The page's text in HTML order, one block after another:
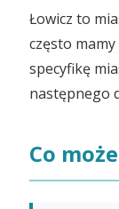
Łowicz to
często
specyfikę
następnego
Co